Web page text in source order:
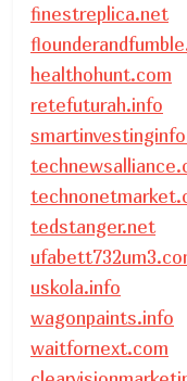
finestreplica.net
healthohunt.com
retefuturah.info
tedstanger.net
uskola.info
wagonpaints.info
waitfornext.com